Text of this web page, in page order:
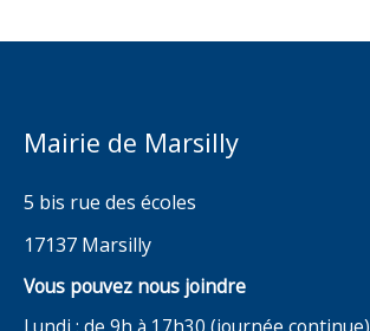
Mairie de Marsilly
5 bis rue des écoles
17137 Marsilly
Vous pouvez nous joindre